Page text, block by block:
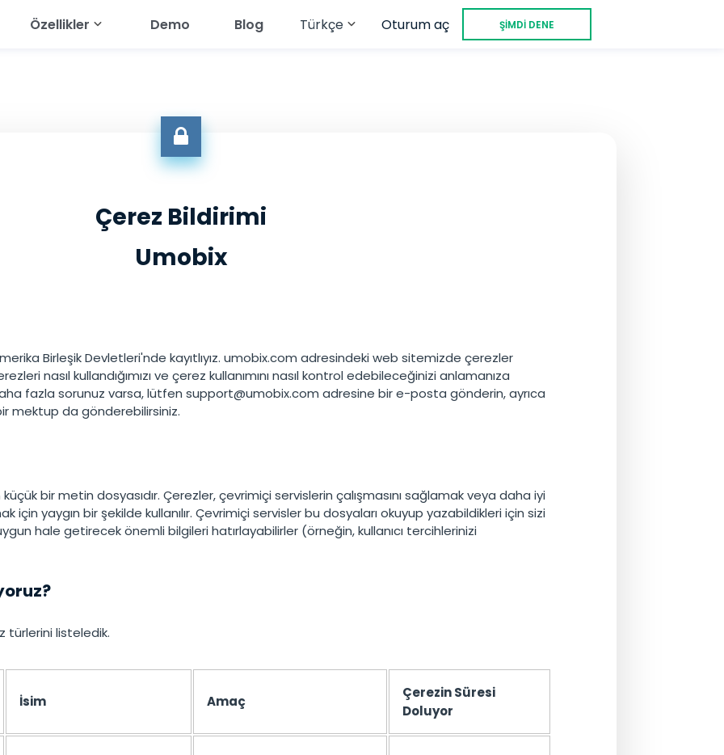
Özellikler
Galeriyi İzle
Ses Akışı
Tarayıcı Geçmişini Görüntüle
Çağrı Geçmişini Görüntüle
Demo Blog Türkçe
한국의
Oturum aç ŞİMDİ DENE
Çerez Bildirimi
Umobix
Birleşik Devletleri'nde kayıtlıyız. umobix.com adresindeki web sitemizde çerezler
nasıl kullandığımızı ve çerez kullanımını nasıl kontrol edebileceğinizi anlamanıza
fazla sorunuz varsa, lütfen support@umobix.com adresine bir e-posta gönderin, ayrıca
mektup da gönderebilirsiniz.
bir metin dosyasıdır. Çerezler, çevrimiçi servislerin çalışmasını sağlamak veya daha iyi
için yaygın bir şekilde kullanılır. Çevrimiçi servisler bu dosyaları okuyup yazabildikleri için sizi
uygun hale getirecek önemli bilgileri hatırlayabilirler (örneğin, kullanıcı tercihlerinizi
türlerini listeledik.
İsim Amaç
Çerezin Süresi
Doluyor